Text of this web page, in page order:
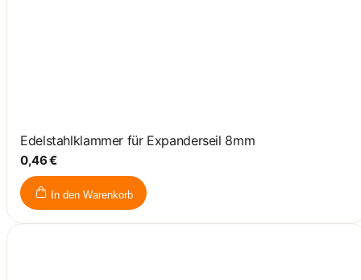
Edelstahlklammer für Expanderseil 8mm
0,46 €
In den Warenkorb